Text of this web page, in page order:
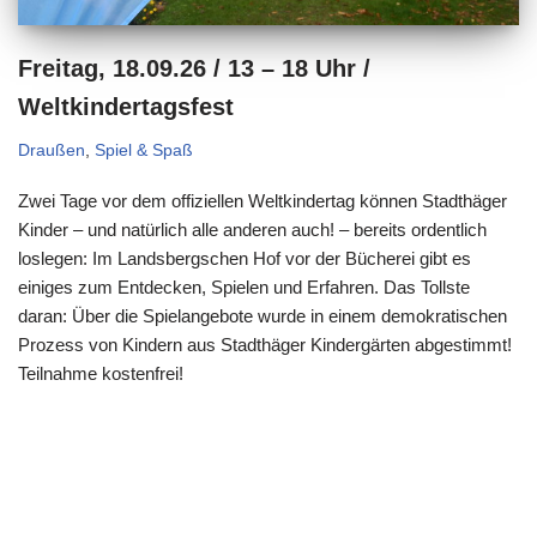
Freitag, 18.09.26 / 13 – 18 Uhr /
Weltkindertagsfest
Draußen Spiel & Spaß
Zwei Tage vor dem offiziellen Weltkindertag können Stadthäger
Kinder – und natürlich alle anderen auch! – bereits ordentlich
loslegen: Im Landsbergschen Hof vor der Bücherei gibt es
einiges zum Entdecken, Spielen und Erfahren. Das Tollste
daran: Über die Spielangebote wurde in einem demokratischen
Prozess von Kindern aus Stadthäger Kindergärten abgestimmt!
Teilnahme kostenfrei!